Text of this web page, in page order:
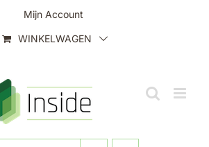
Mijn Account
WINKELWAGEN